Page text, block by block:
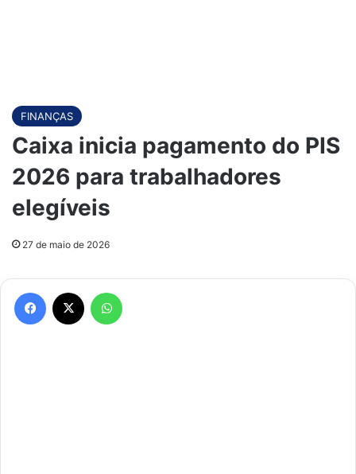
FINANÇAS
Caixa inicia pagamento do PIS
2026 para trabalhadores
elegíveis
27 de maio de 2026
Facebook